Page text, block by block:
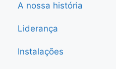
A nossa história
Liderança
Instalações